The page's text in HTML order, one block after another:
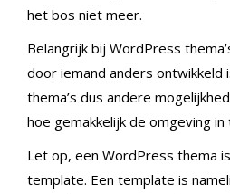
het bos niet meer.
Belangrijk bij WordPress
door iemand anders ontwikkeld
thema’s dus andere
hoe gemakkelijk de omgeving in
Let op, een WordPress thema
template. Een template is